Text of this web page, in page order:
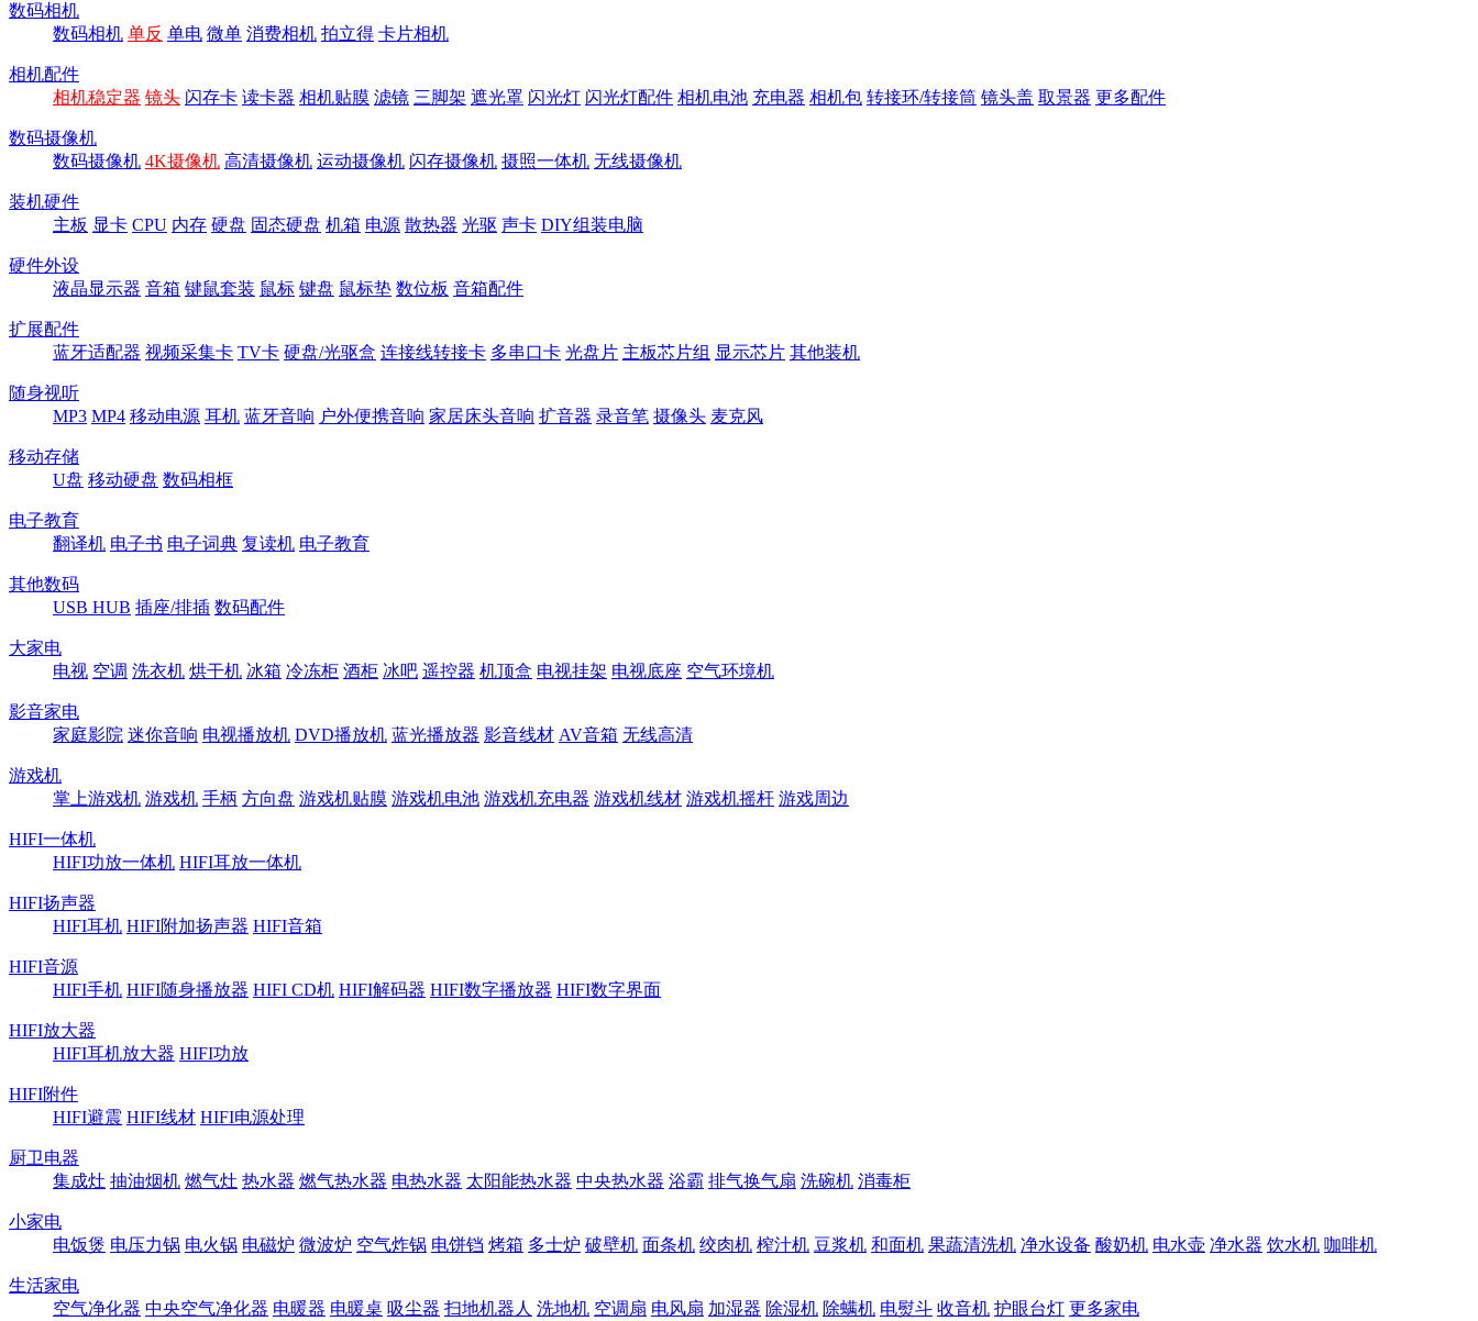
数码相机
数码相机 单反 单电 微单 消费相机 拍立得 卡片相机
相机配件
相机稳定器 镜头 闪存卡 读卡器 相机贴膜 滤镜 三脚架 遮光罩 闪光灯 闪光灯配件 相机电池 充电器 相机包 转接环/转接筒 镜头盖 取景器 更多配件
数码摄像机
数码摄像机 4K摄像机 高清摄像机 运动摄像机 闪存摄像机 摄照一体机 无线摄像机
装机硬件
主板 显卡 CPU 内存 硬盘 固态硬盘 机箱 电源 散热器 光驱 声卡 DIY组装电脑
硬件外设
液晶显示器 音箱 键鼠套装 鼠标 键盘 鼠标垫 数位板 音箱配件
扩展配件
蓝牙适配器 视频采集卡 TV卡 硬盘/光驱盒 连接线转接卡 多串口卡 光盘片 主板芯片组 显示芯片 其他装机
随身视听
MP3 MP4 移动电源 耳机 蓝牙音响 户外便携音响 家居床头音响 扩音器 录音笔 摄像头 麦克风
移动存储
U盘 移动硬盘 数码相框
电子教育
翻译机 电子书 电子词典 复读机 电子教育
其他数码
USB HUB 插座/排插 数码配件
大家电
电视 空调 洗衣机 烘干机 冰箱 冷冻柜 酒柜 冰吧 遥控器 机顶盒 电视挂架 电视底座 空气环境机
影音家电
家庭影院 迷你音响 电视播放机 DVD播放机 蓝光播放器 影音线材 AV音箱 无线高清
游戏机
掌上游戏机 游戏机 手柄 方向盘 游戏机贴膜 游戏机电池 游戏机充电器 游戏机线材 游戏机摇杆 游戏周边
HIFI一体机
HIFI功放一体机 HIFI耳放一体机
HIFI扬声器
HIFI耳机 HIFI附加扬声器 HIFI音箱
HIFI音源
HIFI手机 HIFI随身播放器 HIFI CD机 HIFI解码器 HIFI数字播放器 HIFI数字界面
HIFI放大器
HIFI耳机放大器 HIFI功放
HIFI附件
HIFI避震 HIFI线材 HIFI电源处理
厨卫电器
集成灶 抽油烟机 燃气灶 热水器 燃气热水器 电热水器 太阳能热水器 中央热水器 浴霸 排气换气扇 洗碗机 消毒柜
小家电
电饭煲 电压力锅 电火锅 电磁炉 微波炉 空气炸锅 电饼铛 烤箱 多士炉 破壁机 面条机 绞肉机 榨汁机 豆浆机 和面机 果蔬清洗机 净水设备 酸奶机 电水壶 净水器 饮水机 咖啡机
生活家电
空气净化器 中央空气净化器 电暖器 电暖桌 吸尘器 扫地机器人 洗地机 空调扇 电风扇 加湿器 除湿机 除螨机 电熨斗 收音机 护眼台灯 更多家电